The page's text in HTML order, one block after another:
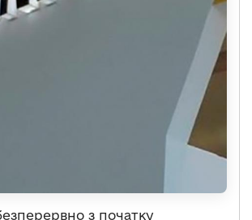
з початку